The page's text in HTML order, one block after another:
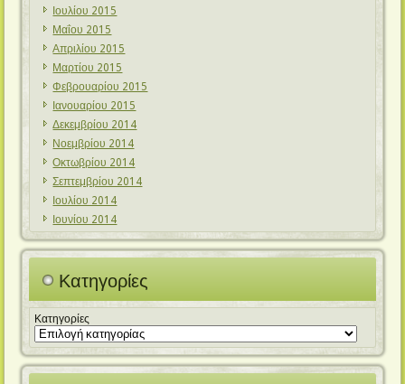
Ιουλίου 2015
Μαΐου 2015
Απριλίου 2015
Μαρτίου 2015
Φεβρουαρίου 2015
Ιανουαρίου 2015
Δεκεμβρίου 2014
Νοεμβρίου 2014
Οκτωβρίου 2014
Σεπτεμβρίου 2014
Ιουλίου 2014
Ιουνίου 2014
Κατηγορίες
Κατηγορίες